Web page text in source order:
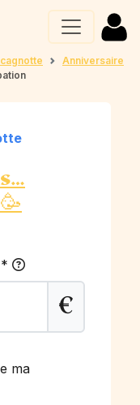
Anniversaire
*
€
ma